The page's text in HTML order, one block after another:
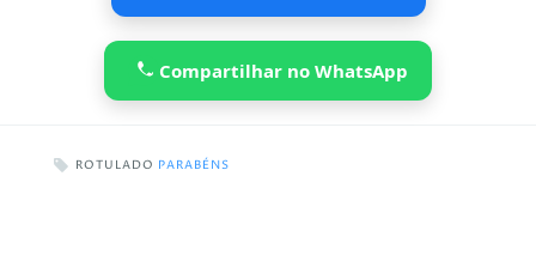
Compartilhar no WhatsApp
ROTULADO PARABÉNS